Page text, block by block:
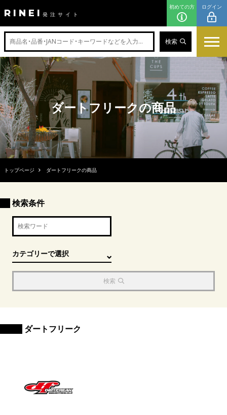
RINEI 発注サイト
初めての方 ログイン
検索
ダートフリークの商品
トップページ ダートフリークの商品
検索条件
検索
ダートフリーク